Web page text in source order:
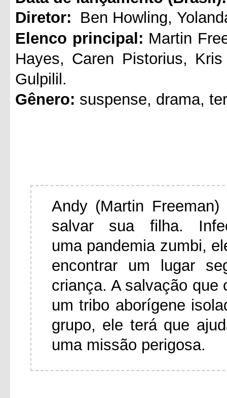
Diretor: Ben Howling,
Elenco principal: Martin
Hayes, Caren Pistorius,
Gulpilil.
Gênero: suspense, drama,
Andy (Martin
salvar sua filha.
uma pandemia zumbi,
encontrar um lugar
criança. A salvação que
um tribo aborígene
grupo, ele terá que
uma missão perigosa.